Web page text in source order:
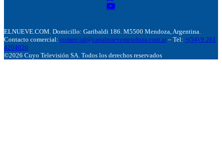
ELNUEVE.COM. Domicillo: Garibaldi 186. M5500 Mendoza, Argentina.
Contacto comercial: comercial@canalnuevemendoza.com.ar – Tel: +(54) 9 261
4204020
©2026 Cuyo Televisión SA. Todos los derechos reservados